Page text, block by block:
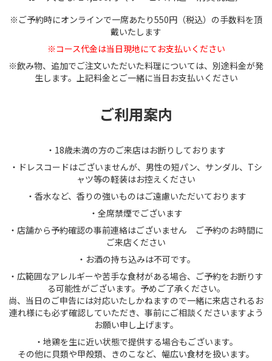
※ご予約時にオンラインで一席あたり550円（税込）の手数料を頂
戴いたします
※コース代金は当日現地にてお支払いください
※飲み物、追加でご注文いただいた料理については、別途料金が発
生します。上記料金とご一緒に当日お支払いください
ご利用案内
・18歳未満の方のご来店はお断りしております
・ドレスコードはございませんが、男性の短パン、サンダル、Tシ
ャツ等の軽装はお控えください
・香水など、香りの強いものはご遠慮いただいております
・全席禁煙でございます
・店舗から予約確認の事前連絡はございません ご予約のお時間に
ご来店ください
・お酒の持ち込みは不可です。
・広範囲なアレルギーや苦手な食材がある場合、ご予約をお断りす
る可能性がございます。予めご了承ください。
尚、当日のご申告には対応いたしかねますので一緒に来店されるお
連れ様にも必ず確認していただき、事前にご相談くださいますよう
お願い申し上げます。
・地鶏を生に近い状態で提供する場合もございます。
その他に貝類や甲殻類、きのこなど、幅広い食材を扱います。